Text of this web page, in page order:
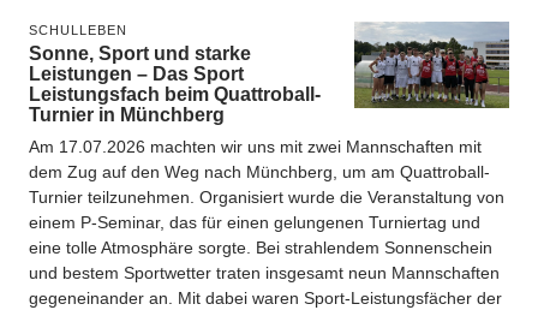
SCHULLEBEN
Sonne, Sport und starke
Leistungen – Das Sport
Leistungsfach beim Quattroball-
Turnier in Münchberg
Am 17.07.2026 machten wir uns mit zwei Mannschaften mit
dem Zug auf den Weg nach Münchberg, um am Quattroball-
Turnier teilzunehmen. Organisiert wurde die Veranstaltung von
einem P-Seminar, das für einen gelungenen Turniertag und
eine tolle Atmosphäre sorgte. Bei strahlendem Sonnenschein
und bestem Sportwetter traten insgesamt neun Mannschaften
gegeneinander an. Mit dabei waren Sport-Leistungsfächer der